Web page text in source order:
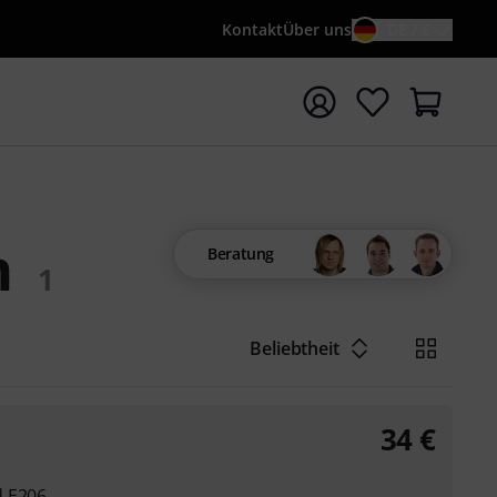
KontaktÜber uns
mit Suchwort {searchTerm} starten
1
Beratung
Beliebtheit
34 €